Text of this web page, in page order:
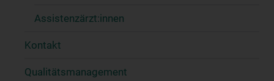
Assistenzärzt:innen
Kontakt
Qualitätsmanagement